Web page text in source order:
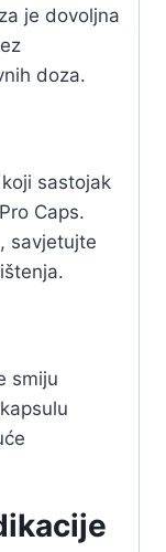
je dovoljna
doza.
sastojak
Caps.
savjetujte
smiju